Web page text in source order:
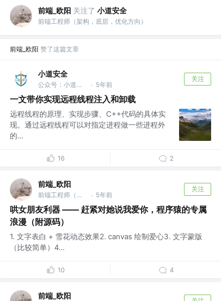
前端_欧阳 关注了 小道安全
前端工程师（架构，底层，优化方向）
前端_欧阳 赞了这篇文章
小道安全
公众号：小道安全 · 5年前
关注
一文带你实现远程线程注入和卸载
远程线程的原理、实现步骤、C++代码的具体实
现。通过远程线程可以对指定进程做一些进程外
的...
16 2
前端_欧阳
前端工程师（架构，底层，优化方向） · 5年前
关注
哄女朋友利器 —— 赶紧对她说我爱你，程序猿的专属
浪漫（附源码）
1. 文字表白 + 雪花动态效果2. canvas 绘制爱心3. 文字蒙版
（比较简单）4...
10 4
前端_欧阳